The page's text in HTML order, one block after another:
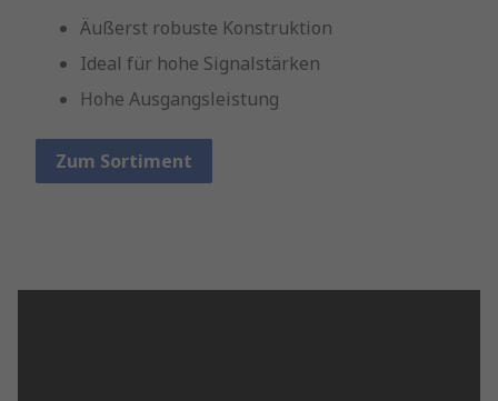
Äußerst robuste Konstruktion
Ideal für hohe Signalstärken
Hohe Ausgangsleistung
Zum Sortiment